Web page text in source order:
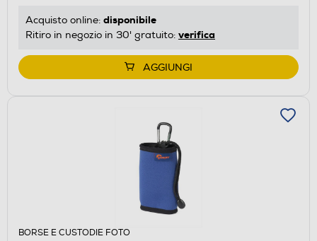
Acquisto online: disponibile
Ritiro in negozio in 30' gratuito: verifica
AGGIUNGI
BORSE E CUSTODIE FOTO